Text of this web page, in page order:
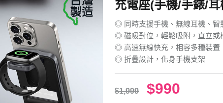
充電座(手機/手錶/耳
◎ 同時支援手機、無線耳機、智
◎ 磁吸對位，輕鬆吸附，直立或
◎ 高速無線快充，相容多種裝置
◎ 折疊設計，化身手機支架
$1,999 $990